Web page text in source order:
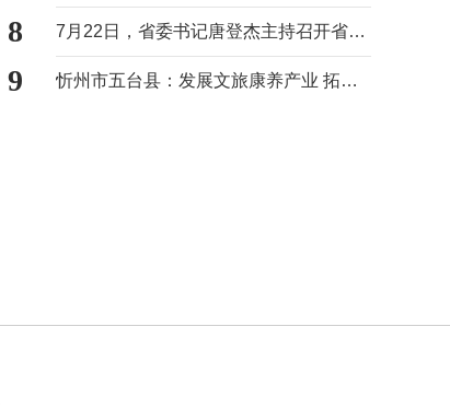
8 7月22日，省委书记唐登杰主持召开省委常委会会议
9 忻州市五台县：发展文旅康养产业 拓宽村民增收路径